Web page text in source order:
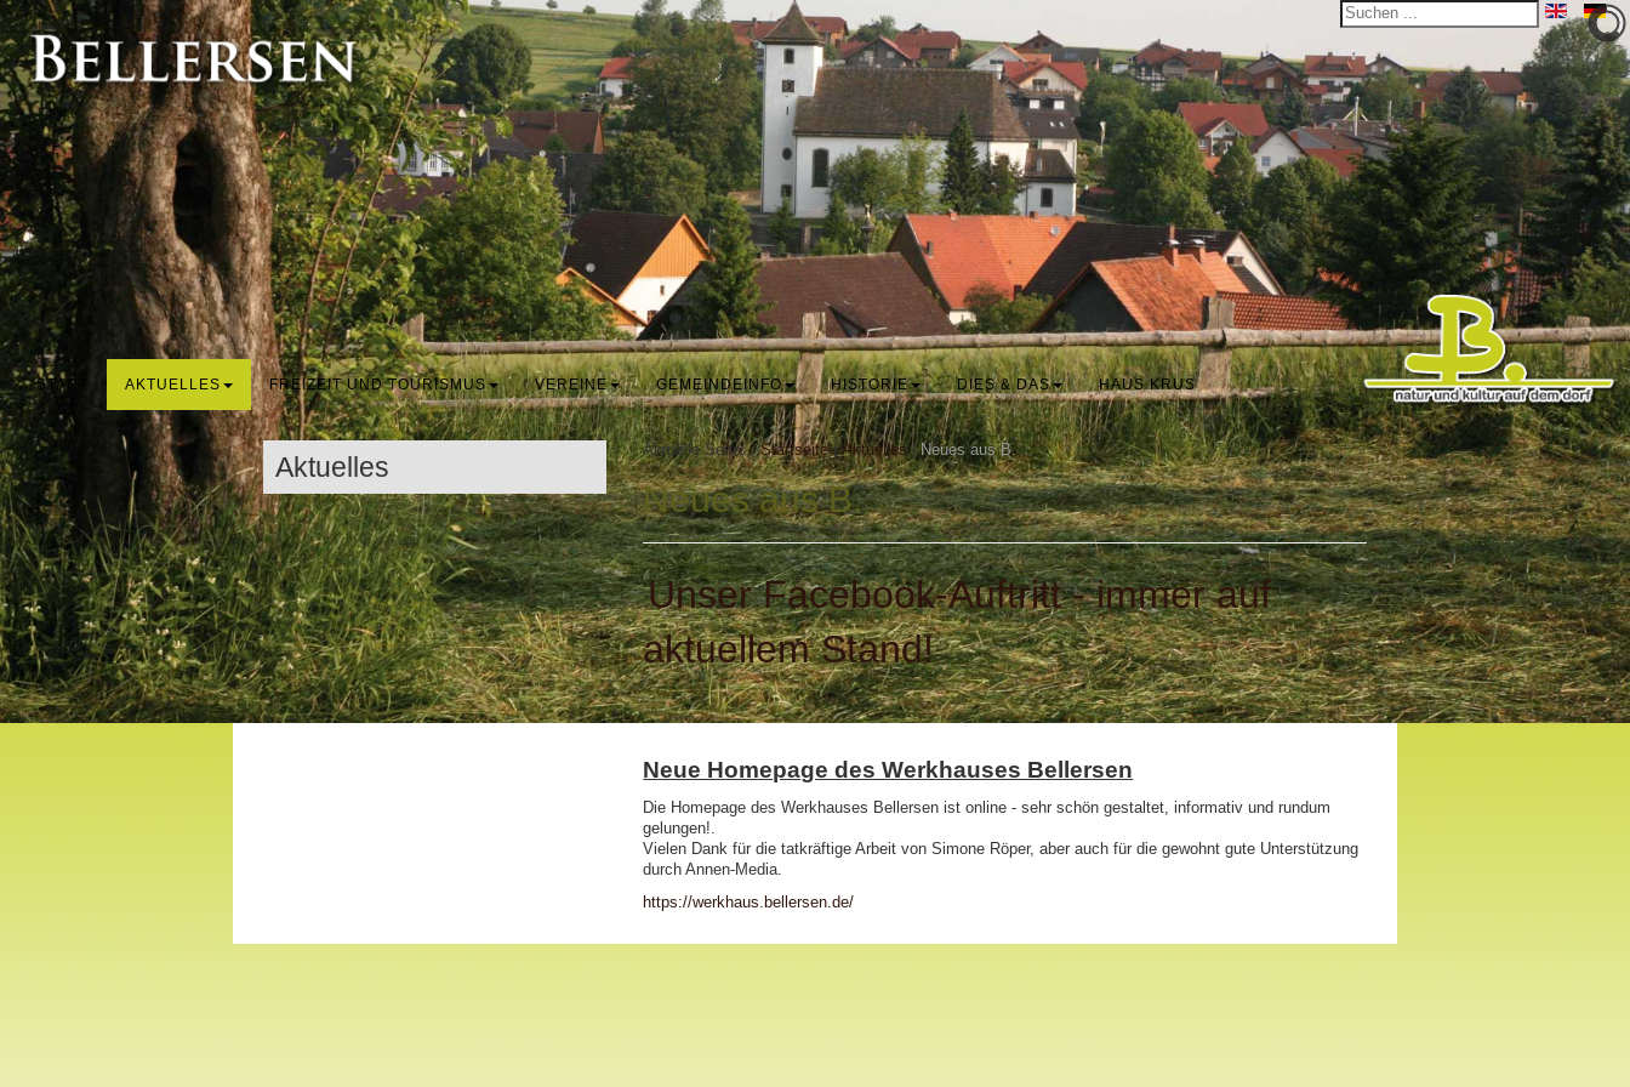
START AKTUELLES FREIZEIT UND TOURISMUS VEREINE GEMEINDEINFO HISTORIE DIES & DAS HAUS KRUS
Aktuelles
Aktuelle Seite: Startseite | Aktuelles | Neues aus B.
Neues aus B.
Unser Facebook-Auftritt - immer auf
aktuellem Stand!
Neue Homepage des Werkhauses Bellersen
Die Homepage des Werkhauses Bellersen ist online - sehr schön gestaltet, informativ und rundum
gelungen!.
Vielen Dank für die tatkräftige Arbeit von Simone Röper, aber auch für die gewohnt gute Unterstützung
durch Annen-Media.
https://werkhaus.bellersen.de/